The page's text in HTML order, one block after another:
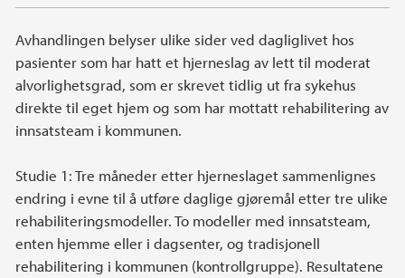
Avhandlingen belyser ulike sider ved dagliglivet hos
pasienter som har hatt et hjerneslag av lett til moderat
alvorlighetsgrad, som er skrevet tidlig ut fra sykehus
direkte til eget hjem og som har mottatt rehabilitering av
innsatsteam i kommunen.
Studie 1: Tre måneder etter hjerneslaget sammenlignes
endring i evne til å utføre daglige gjøremål etter tre ulike
rehabiliteringsmodeller. To modeller med innsatsteam,
enten hjemme eller i dagsenter, og tradisjonell
rehabilitering i kommunen (kontrollgruppe). Resultatene